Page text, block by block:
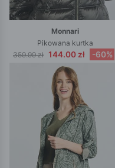
Monnari
Pikowana kurtka
359.99 zł 144.00 zł -60%